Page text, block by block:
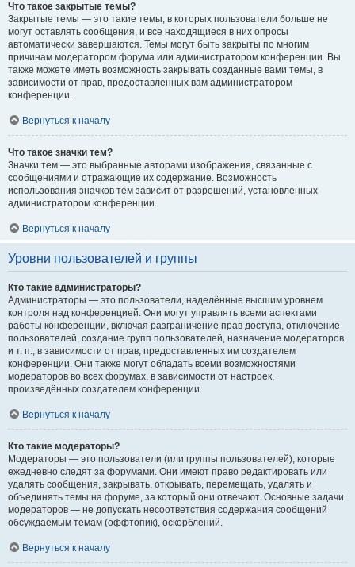
Что такое закрытые темы?
Закрытые темы — это такие темы, в которых пользователи больше не
могут оставлять сообщения, и все находящиеся в них опросы
автоматически завершаются. Темы могут быть закрыты по многим
причинам модератором форума или администратором конференции. Вы
также можете иметь возможность закрывать созданные вами темы, в
зависимости от прав, предоставленных вам администратором
конференции.
Вернуться к началу
Что такое значки тем?
Значки тем — это выбранные авторами изображения, связанные с
сообщениями и отражающие их содержание. Возможность
использования значков тем зависит от разрешений, установленных
администратором конференции.
Вернуться к началу
Уровни пользователей и группы
Кто такие администраторы?
Администраторы — это пользователи, наделённые высшим уровнем
контроля над конференцией. Они могут управлять всеми аспектами
работы конференции, включая разграничение прав доступа, отключение
пользователей, создание групп пользователей, назначение модераторов
и т. п., в зависимости от прав, предоставленных им создателем
конференции. Они также могут обладать всеми возможностями
модераторов во всех форумах, в зависимости от настроек,
произведённых создателем конференции.
Вернуться к началу
Кто такие модераторы?
Модераторы — это пользователи (или группы пользователей), которые
ежедневно следят за форумами. Они имеют право редактировать или
удалять сообщения, закрывать, открывать, перемещать, удалять и
объединять темы на форуме, за который они отвечают. Основные задачи
модераторов — не допускать несоответствия содержания сообщений
обсуждаемым темам (оффтопик), оскорблений.
Вернуться к началу